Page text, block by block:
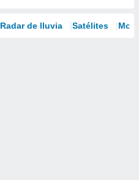
Radar de lluvia Satélites